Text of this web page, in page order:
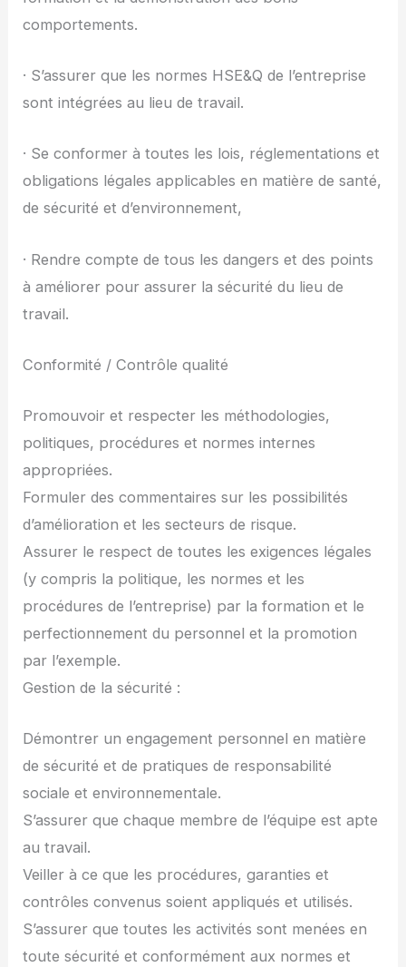
comportements.
· S’assurer que les normes HSE&Q de l’entreprise
sont intégrées au lieu de travail.
· Se conformer à toutes les lois, réglementations et
obligations légales applicables en matière de santé,
de sécurité et d’environnement,
· Rendre compte de tous les dangers et des points
à améliorer pour assurer la sécurité du lieu de
travail.
Conformité / Contrôle qualité
Promouvoir et respecter les méthodologies,
politiques, procédures et normes internes
appropriées.
Formuler des commentaires sur les possibilités
d’amélioration et les secteurs de risque.
Assurer le respect de toutes les exigences légales
(y compris la politique, les normes et les
procédures de l’entreprise) par la formation et le
perfectionnement du personnel et la promotion
par l’exemple.
Gestion de la sécurité :
Démontrer un engagement personnel en matière
de sécurité et de pratiques de responsabilité
sociale et environnementale.
S’assurer que chaque membre de l’équipe est apte
au travail.
Veiller à ce que les procédures, garanties et
contrôles convenus soient appliqués et utilisés.
S’assurer que toutes les activités sont menées en
toute sécurité et conformément aux normes et